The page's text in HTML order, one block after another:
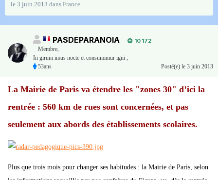
le 3 juin 2013 dans France
PASDEPARANOIA
10 172
Membre,
In girum imus nocte et consumimur igni ,
53ans
Posté(e) le 3 juin 2013
La Mairie de Paris va étendre les "zones 30" d’ici la
rentrée : 560 km de rues sont concernées, et pas
seulement aux abords des établissements scolaires.
Plus que trois mois pour changer ses habitudes : la Mairie de Paris, selon